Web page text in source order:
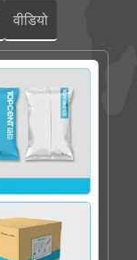
वीडियो